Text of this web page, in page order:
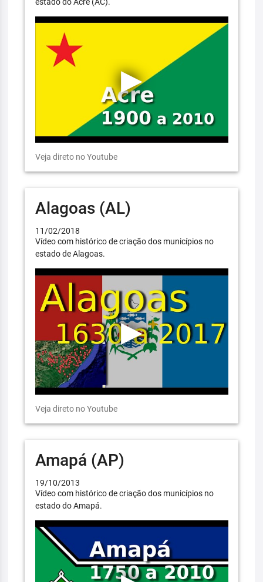
Veja direto no Youtube
Alagoas (AL)
11/02/2018
Vídeo com histórico de criação dos municípios no
estado de Alagoas.
Veja direto no Youtube
Amapá (AP)
19/10/2013
Vídeo com histórico de criação dos municípios no
estado do Amapá.